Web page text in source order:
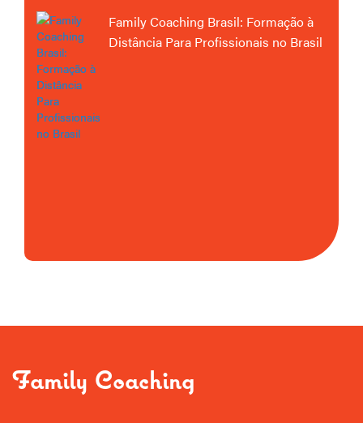
Family Coaching Brasil: Formação à
Distância Para Profissionais no Brasil
Family Coaching